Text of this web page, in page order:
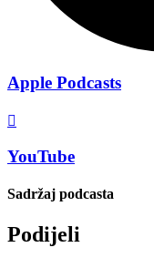
Apple Podcasts
YouTube
Sadržaj podcasta
Podijeli